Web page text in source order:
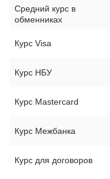
Средний курс в
обменниках
Курс Visa
Курс НБУ
Курс Mastercard
Курс Межбанка
Курс для договоров